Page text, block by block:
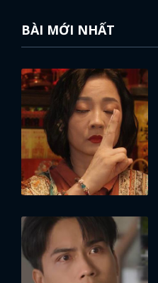
FACEBOOK
BÀI MỚI NHẤT